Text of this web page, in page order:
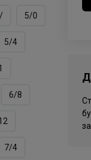
5/0
5/4
6/8
7/4